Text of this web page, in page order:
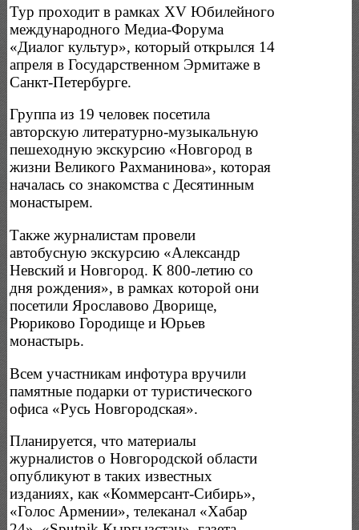
Тур проходит в рамках XV Юбилейного
международного Медиа-Форума
«Диалог культур», который открылся 14
апреля в Государственном Эрмитаже в
Санкт-Петербурге.
Группа из 19 человек посетила
авторскую литературно-музыкальную
пешеходную экскурсию «Новгород в
жизни Великого Рахманинова», которая
началась со знакомства с Десятинным
монастырем.
Также журналистам провели
автобусную экскурсию «Александр
Невский и Новгород. К 800-летию со
дня рождения», в рамках которой они
посетили Ярославово Дворище,
Рюриково Городище и Юрьев
монастырь.
Всем участникам инфотура вручили
памятные подарки от туристического
офиса «Русь Новгородская».
Планируется, что материалы
журналистов о Новгородской области
опубликуют в таких известных
изданиях, как «Коммерсант-Сибирь»,
«Голос Армении», телеканал «Хабар